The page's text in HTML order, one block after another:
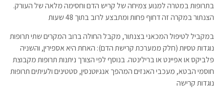
בתרופות במטרה למנוע צמיחה של קריש הדם וחסימה מלאה של העורק.
הצנתור במקרה זה דחוף פחות ומתבצע לרוב בתוך 48 שעות
במקביל לטיפול המכאני בצנתור, מקבל החולה ברוב המקרים שתי תרופות
נוגדות טסיות (חלק ממערכת קרישת הדם): האחת היא אספירין, והשניה
פלביקס או אפיינט או ברילינטה. בנוסף לפי הצורך ניתנות תרופות מקבוצת
חוסמי הבטא, מעכבי האנזים המהפך אנגיוטנסין, סטטינים ולעיתים תרופות
נוגדות קרישה